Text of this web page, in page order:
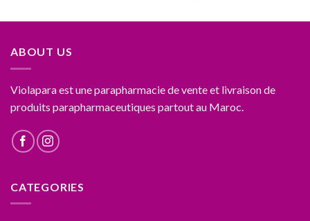
ABOUT US
Violapara est une parapharmacie de vente et livraison de
produits parapharmaceutiques partout au Maroc.
CATEGORIES